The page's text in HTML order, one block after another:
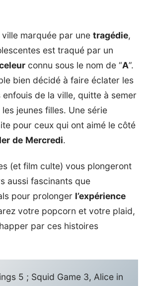
marquée par une tragédie,
est traqué par un
connu sous le nom de “A”.
bien décidé à faire éclater les
enfouis de la ville, quitte à semer
les jeunes filles. Une série
pour ceux qui ont aimé le côté
de Mercredi.
(et film culte) vous plongeront
aussi fascinants que
pour prolonger l’expérience
votre popcorn et votre plaid,
par ces histoires
5 ; Squid Game 3, Alice in